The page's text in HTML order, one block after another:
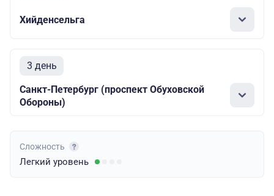
Хийденсельга
3 день
Санкт-Петербург (проспект Обуховской
Обороны)
Сложность
Легкий уровень